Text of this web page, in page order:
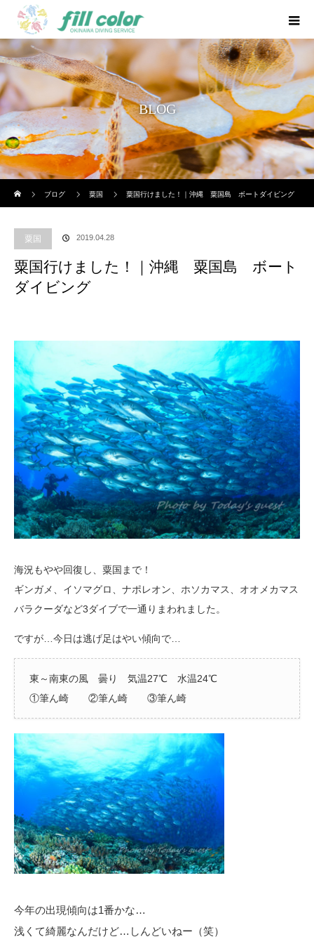
BLOG
ブログ
粟国 粟国行けました！｜沖縄 粟国島 ボートダイビング
粟国 2019.04.28
粟国行けました！｜沖縄 粟国島 ボート
ダイビング
海況もやや回復し、粟国まで！
ギンガメ、イソマグロ、ナポレオン、ホソカマス、オオメカマス
バラクーダなど3ダイブで一通りまわれました。
ですが…今日は逃げ足はやい傾向で…
東～南東の風 曇り 気温27℃ 水温24℃
①筆ん崎 ②筆ん崎 ③筆ん崎
今年の出現傾向は1番かな…
浅くて綺麗なんだけど…しんどいねー（笑）